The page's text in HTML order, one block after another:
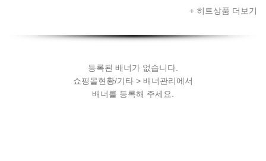
+ 히트상품 더보기
등록된 배너가 없습니다.
쇼핑몰현황/기타 > 배너관리에서
배너를 등록해 주세요.